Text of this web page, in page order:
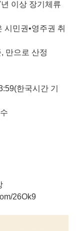
이상 장기체류
민권•︎영주권 취
만으로 산정
한국시간 기
26Ok9